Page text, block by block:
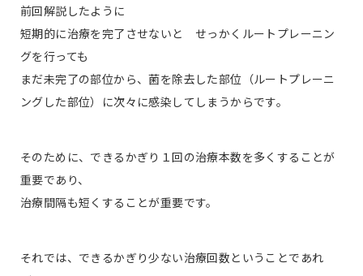
前回解説したように
短期的に治療を完了させないと せっかくルートプレーニン
グを行っても
まだ未完了の部位から、菌を除去した部位（ルートプレーニ
ングした部位）に次々に感染してしまうからです。
そのために、できるかぎり１回の治療本数を多くすることが
重要であり、
治療間隔も短くすることが重要です。
それでは、できるかぎり少ない治療回数ということであれ